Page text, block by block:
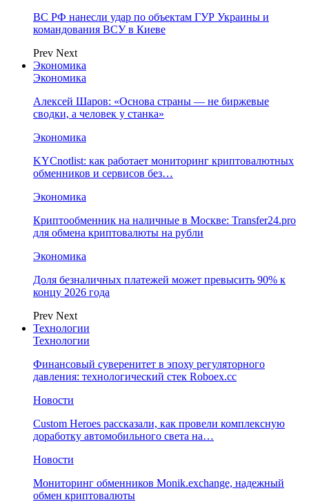
ВС РФ нанесли удар по объектам ГУР Украины и
командования ВСУ в Киеве
Prev Next
Экономика
Экономика
Алексей Шаров: «Основа страны — не биржевые
сводки, а человек у станка»
Экономика
KYCnotlist: как работает мониторинг криптовалютных
обменников и сервисов без…
Экономика
Криптообменник на наличные в Москве: Transfer24.pro
для обмена криптовалюты на рубли
Экономика
Доля безналичных платежей может превысить 90% к
концу 2026 года
Prev Next
Технологии
Технологии
Финансовый суверенитет в эпоху регуляторного
давления: технологический стек Roboex.cc
Новости
Custom Heroes рассказали, как провели комплексную
доработку автомобильного света на…
Новости
Мониторинг обменников Monik.exchange, надежный
обмен криптовалюты